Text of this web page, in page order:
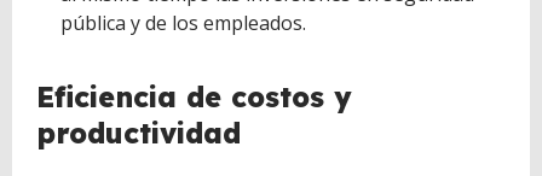
pública y de los empleados.
Eficiencia de costos y
productividad